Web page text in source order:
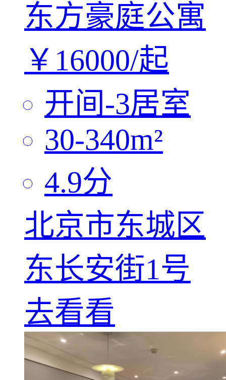
东方豪庭公寓
￥ 16000/起
开间-3居室
30-340m²
4.9分
北京市东城区
东长安街1号
去看看